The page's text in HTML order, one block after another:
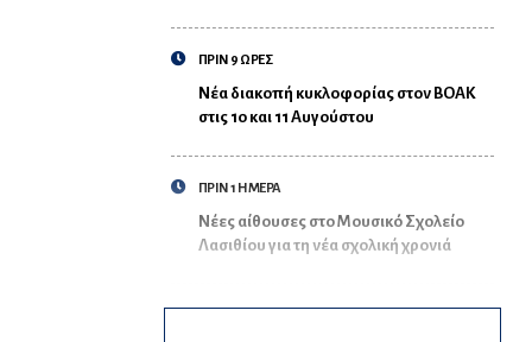
ΠΡΙΝ 9 ΩΡΕΣ
Νέα διακοπή κυκλοφορίας στον ΒΟΑΚ
στις 10 και 11 Αυγούστου
ΠΡΙΝ 1 ΗΜΕΡΑ
Νέες αίθουσες στο Μουσικό Σχολείο
Λασιθίου για τη νέα σχολική χρονιά